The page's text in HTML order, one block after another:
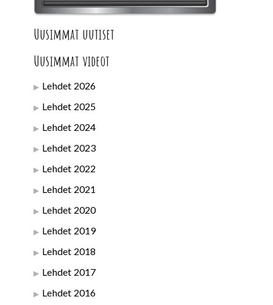
Uusimmat uutiset
Uusimmat videot
Lehdet 2026
Lehdet 2025
Lehdet 2024
Lehdet 2023
Lehdet 2022
Lehdet 2021
Lehdet 2020
Lehdet 2019
Lehdet 2018
Lehdet 2017
Lehdet 2016